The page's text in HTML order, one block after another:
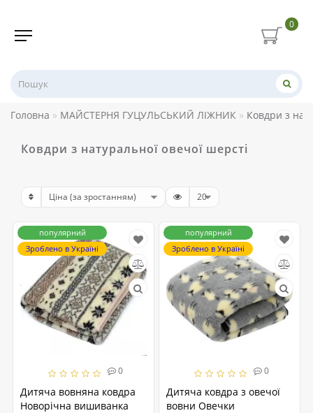
0
Головна МАЙСТЕРНЯ ГУЦУЛЬСЬКИЙ ЛІЖНИК Ковдри з
Ковдри з натуральної овечої шерсті
0
Дитяча вовняна ковдра
Новорічна вишиванка
популярний
Зроблено в Україні
0
Дитяча ковдра з овечої
вовни Овечки
популярний
Зроблено в Україні